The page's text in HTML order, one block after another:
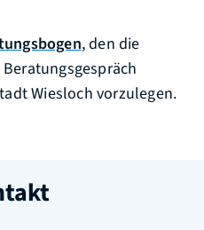
, den die
Wiesloch vorzulegen.